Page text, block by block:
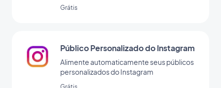
Grátis
Público Personalizado do Instagram
Alimente automaticamente seus públicos
personalizados do Instagram